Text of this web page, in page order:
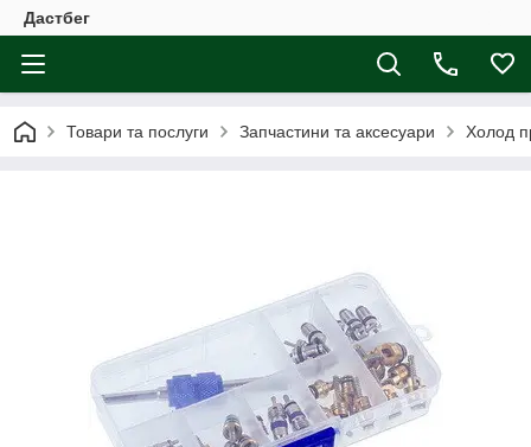
Дастбег
Товари та послуги Запчастини та аксесуари Холод